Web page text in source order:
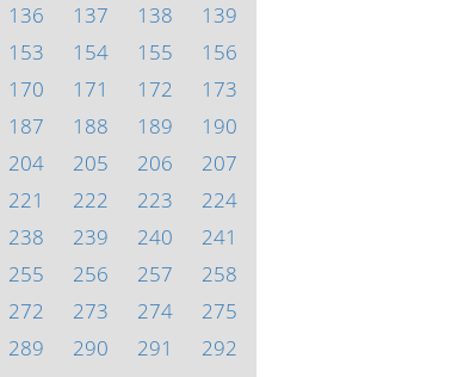
136 137 138
139
153 154 155
156
170 171 172
173
187 188 189
190
204 205 206
207
221 222 223
224
238 239 240
241
255 256 257
258
272 273 274
275
289 290 291
292